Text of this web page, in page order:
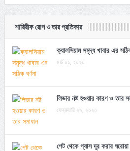
শারিরীক রোগ ও তার প্রতিকার
ক্যালসিয়াম সমৃদ্ধ খাবার এর
মার্চ ০১, ২০২০
লিভার নষ্ট হওয়ার কারণ ও তার
ফেব্রুয়ারি ২৯, ২০২০
পেট থেকে গ্যাস দূর করার